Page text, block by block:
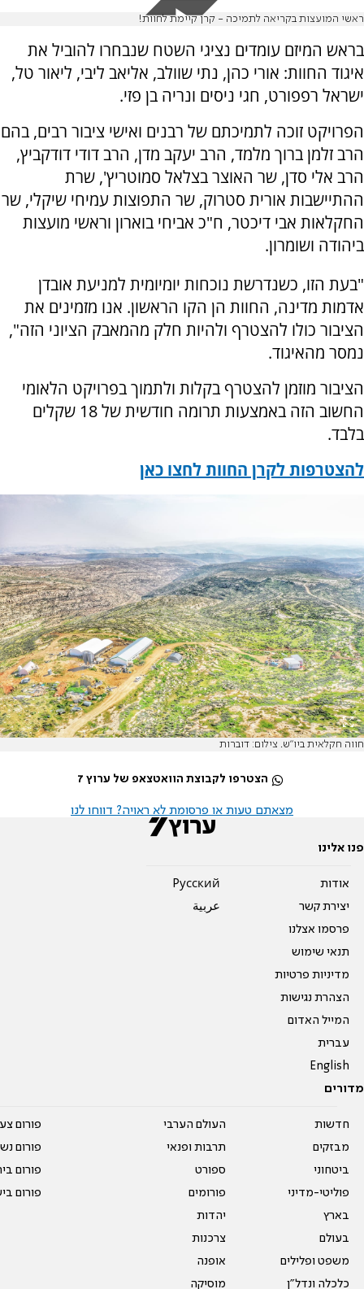
ראשי המועצות בקריאה לתמיכה - קרן קיימת לחוות!
בראש המיזם עומדים נציגי השטח שנבחרו להוביל את
איגוד החוות: אורי כהן, נתי שוולב, אליאב ליבי, ליאור טל,
ישראל רפפורט, חגי ניסים ונריה בן פזי.
הפרויקט זוכה לתמיכתם של רבנים ואישי ציבור רבים, בהם
הרב זלמן ברוך מלמד, הרב יעקב מדן, הרב דודי דודקביץ,
הרב אלי סדן, שר האוצר בצלאל סמוטריץ', שרת
ההתיישבות אורית סטרוק, שר התפוצות עמיחי שיקלי, שר
החקלאות אבי דיכטר, ח"כ אביחי בוארון וראשי מועצות
ביהודה ושומרון.
"בעת הזו, כשנדרשת נוכחות יומיומית למניעת אובדן
אדמות מדינה, החוות הן הקו הראשון. אנו מזמינים את
הציבור כולו להצטרף ולהיות חלק מהמאבק הציוני הזה",
נמסר מהאיגוד.
הציבור מוזמן להצטרף בקלות ולתמוך בפרויקט הלאומי
החשוב הזה באמצעות תרומה חודשית של 18 שקלים
בלבד.
להצטרפות לקרן החוות לחצו כאן
חווה חקלאית ביו"ש. צילום: דוברות
הצטרפו לקבוצת הוואטצאפ של ערוץ 7
מצאתם טעות או פרסומת לא ראויה? דווחו לנו
פנו אלינו
אודות
יצירת קשר
פרסמו אצלנו
תנאי שימוש
מדיניות פרטיות
הצהרת נגישות
המייל האדום
עברית
English
Pусский
عربية
מדורים
חדשות
מבזקים
ביטחוני
פוליטי-מדיני
בארץ
בעולם
משפט ופלילים
כלכלה ונדל"ן
העולם הערבי
תרבות ופנאי
ספורט
פורומים
יהדות
צרכנות
אופנה
מוסיקה
פורום
פורום
פורום
פורום